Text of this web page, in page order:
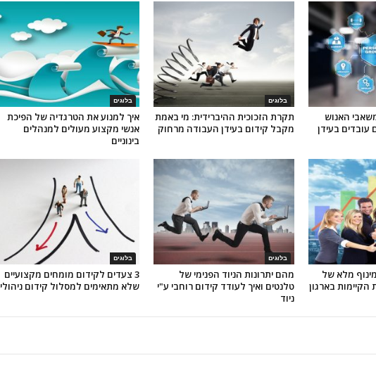
בלוגים
איך למנוע את הטרגדיה של הפיכת
אנשי מקצוע מעולים למנהלים
בינוניים
בלוגים
תקרת הזכוכית ההיברידית: מי באמת
מקבל קידום בעידן העבודה מרחוק
האנוש
בעידן
בלוגים
3 צעדים לקידום מומחים מקצועיים
שלא מתאימים למסלול קידום ניהולי
בלוגים
מהם יתרונות הניוד הפנימי של
טלנטים ואיך לעודד קידום רוחבי ע"י
ניוד
מלא של
הקיימות בארגון